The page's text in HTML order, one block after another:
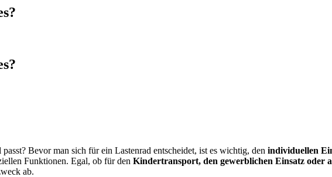
Bevor man sich für ein Lastenrad entscheidet, ist es wichtig, den individuellen
Funktionen. Egal, ob für den Kindertransport, den gewerblichen Einsatz oder
ab.